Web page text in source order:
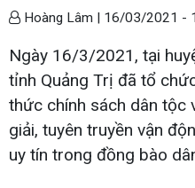
Hoàng Lâm | 16/03/2021 -
Ngày 16/3/2021, tại
tỉnh Quảng Trị đã tổ
thức chính sách dân tộc
giải, tuyên truyền vận
uy tín trong đồng bào